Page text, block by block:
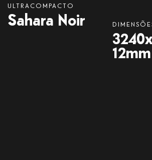
ULTRACOMPACTO
Sahara Noir